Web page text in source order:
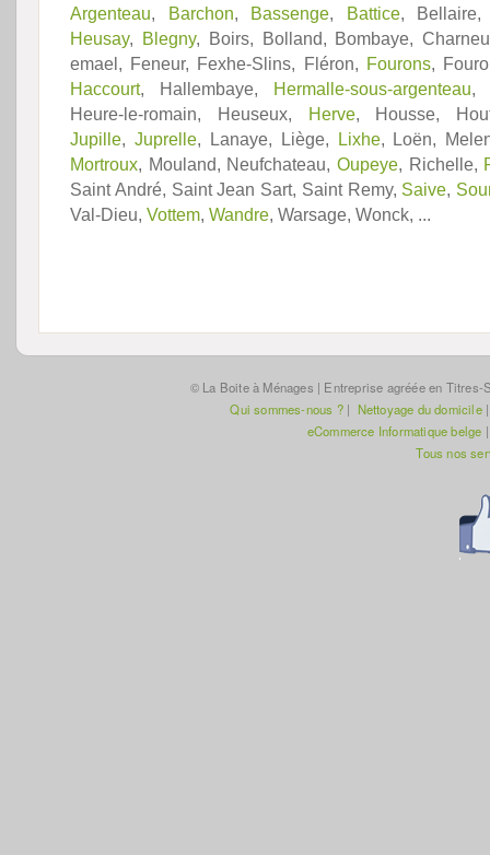
Argenteau, Barchon, Bassenge, Battice,
Heusay, Blegny, Boirs, Bolland, Bombaye,
emael, Feneur, Fexhe-Slins, Fléron, Fourons,
Haccourt, Hallembaye, Hermalle-sous-argenteau,
Heure-le-romain, Heuseux,
Herve, Housse,
Jupille, Juprelle, Lanaye, Liège, Lixhe, Loën,
Mortroux, Mouland, Neufchateau, Oupeye, Richelle,
Saint André, Saint Jean Sart, Saint Remy, Saive,
Val-Dieu, Vottem, Wandre, Warsage, Wonck, ...
© La Boite à Ménages | Entreprise agréée en
Qui sommes-nous ?| Nettoyage du domicile
eCommerce Informatique belge
Tous nos